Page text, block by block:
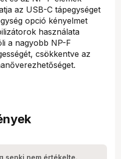
az USB-C tápegységet
opció kényelmet
használata
a nagyobb NP-F
csökkentve az